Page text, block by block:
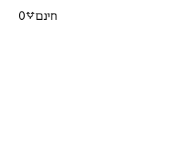
חינם 0